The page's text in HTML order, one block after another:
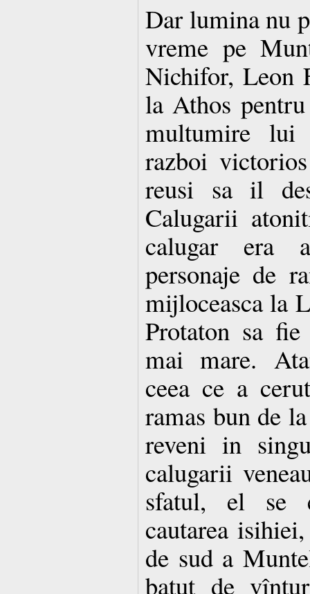
Dar lumina nu
vreme pe
Nichifor, Leon
la Athos
multumire lui
razboi
reusi sa il
Calugarii
calugar era
personaje de
mijloceasca la
Protaton sa
mai mare.
ceea ce a
ramas bun de
reveni in
calugarii
sfatul, el se
cautarea
de sud a
batut de